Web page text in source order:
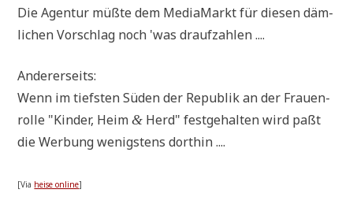
Die Agen­tur müß­te dem Media­Markt für die­sen däm­
li­chen Vor­schlag noch 'was draufzahlen ....
Ande­rer­seits:
Wenn im tief­sten Süden der Repu­blik an der Frau­en­
rol­le "Kin­der, Heim& Herd" fest­ge­hal­ten wird paßt
die Wer­bung wenig­stens dorthin ....
[Via hei­se online]